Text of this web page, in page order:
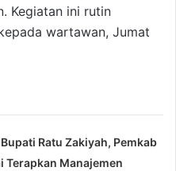
Kegiatan ini rutin
wartawan, Jumat
Ratu Zakiyah, Pemkab
Terapkan Manajemen